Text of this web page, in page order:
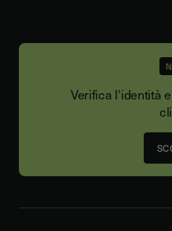
Verifica l'identità